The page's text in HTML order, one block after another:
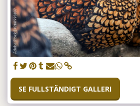
SE FULLSTÄNDIGT GALLERI